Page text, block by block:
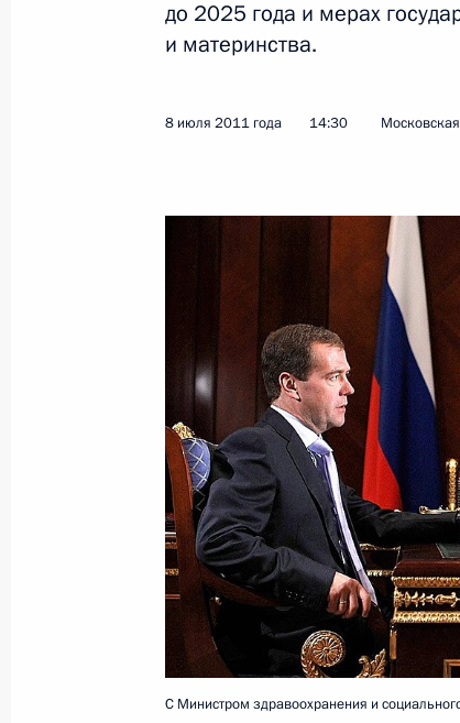
межгосударственных
19 июля 2011 года, 16:00 Ганновер
Российско-германские
19 июля 2011 года, 15:00 Ганновер
Российско-германский Форум
диалог»
19 июля 2011 года, 13:00 Ганновер
Рабочая встреча с Министром
Нургалиевым
до 2025 года и мерах
и материнства.
8 июля 2011 года 14:30
С Министром здравоохранения и